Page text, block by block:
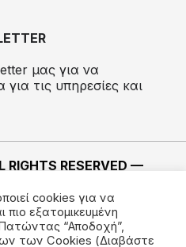
μας για να
τις υπηρεσίες και
RIGHTS RESERVED —
cookies για να
πιο εξατομικευμένη
“Αποδοχή”,
των Cookies (Διαβάστε